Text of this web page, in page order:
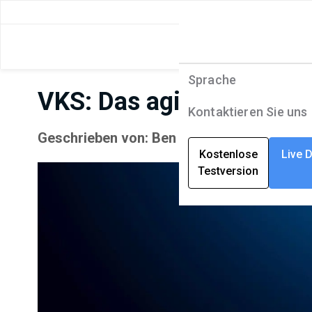
Produkte
Lösungen
Unternehmen
Ressourcen
Sprache
English
Deutsch
Français
Sprache
Kontaktieren Sie uns
Kostenlose
Testversion
Live
VKS: Das agile
Geschrieben von: Ben Baldwin | Oktober